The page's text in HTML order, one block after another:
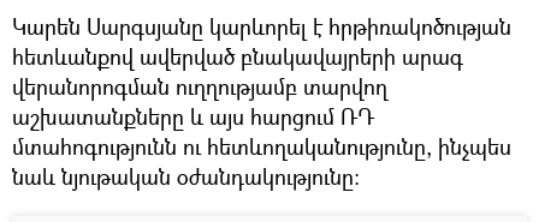
Կարեն Սարգսյանը կարևորել է հրթիռակոծության
հետևանքով ավերված բնակավայրերի արագ
վերանորոգման ուղղությամբ տարվող
աշխատանքները և այս հարցում ՌԴ
մտահոգությունն ու հետևողականությունը, ինչպես
նաև նյութական օժանդակությունը: